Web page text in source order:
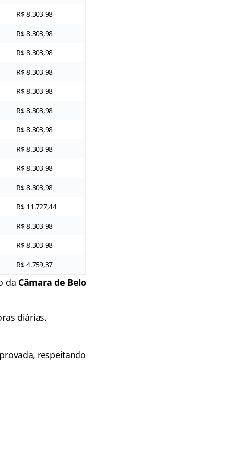
R$ 8.303,98
R$ 8.303,98
R$ 8.303,98
R$ 8.303,98
R$ 8.303,98
R$ 8.303,98
R$ 8.303,98
R$ 8.303,98
R$ 8.303,98
R$ 8.303,98
R$ 11.727,44
R$ 8.303,98
R$ 8.303,98
R$ 4.759,37
da Câmara de Belo
diárias.
respeitando